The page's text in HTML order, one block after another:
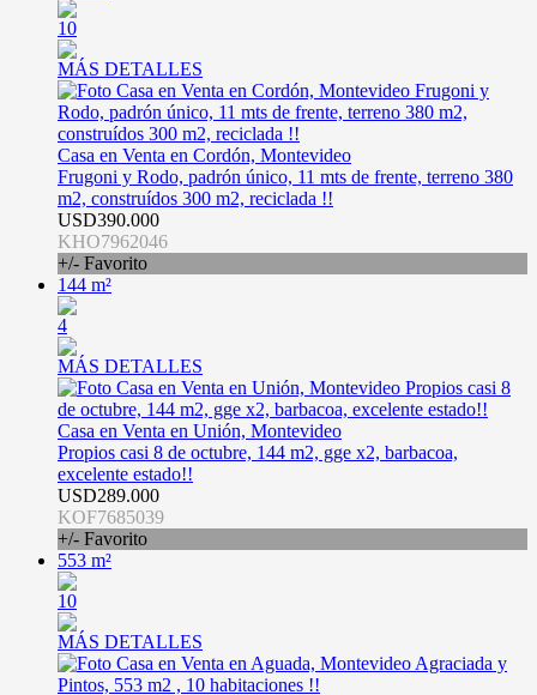
10
MÁS DETALLES
Casa en Venta en Cordón, Montevideo
Frugoni y Rodo, padrón único, 11 mts de frente, terreno 380
m2, construídos 300 m2, reciclada !!
USD390.000
KHO7962046
+/- Favorito
144 m²
4
MÁS DETALLES
Casa en Venta en Unión, Montevideo
Propios casi 8 de octubre, 144 m2, gge x2, barbacoa,
excelente estado!!
USD289.000
KOF7685039
+/- Favorito
553 m²
10
MÁS DETALLES